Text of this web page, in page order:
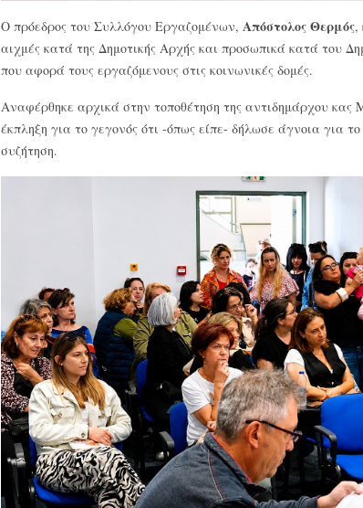
Ο πρόεδρος του Συλλόγου Εργαζομένων, Απόστολος Θερμός,
αιχμές κατά της Δημοτικής Αρχής και προσωπικά κατά του
που αφορά τους εργαζόμενους στις κοινωνικές δομές.
Αναφέρθηκε αρχικά στην τοποθέτηση της αντιδημάρχου κας
έκπληξη για το γεγονός ότι -όπως είπε- δήλωσε άγνοια για
συζήτηση.